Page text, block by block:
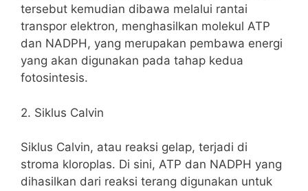
tersebut kemudian dibawa melalui rantai
transpor elektron, menghasilkan molekul ATP
dan NADPH, yang merupakan pembawa energi
yang akan digunakan pada tahap kedua
fotosintesis.
2. Siklus Calvin
Siklus Calvin, atau reaksi gelap, terjadi di
stroma kloroplas. Di sini, ATP dan NADPH yang
dihasilkan dari reaksi terang digunakan untuk